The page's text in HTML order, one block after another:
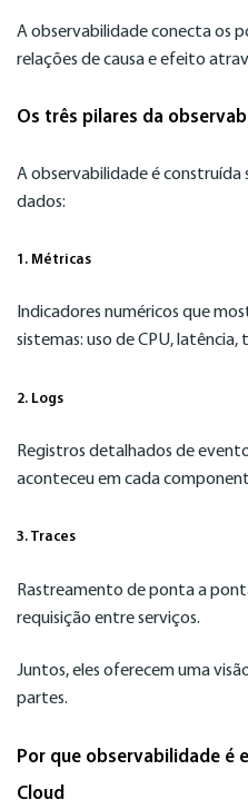
A observabilidade conecta os
relações de causa e efeito
Os três pilares da
A observabilidade é construída
dados:
1. Métricas
Indicadores numéricos que
sistemas: uso de CPU,
2. Logs
Registros detalhados de
aconteceu em cada
3. Traces
Rastreamento de ponta a
requisição entre serviços.
Juntos, eles oferecem uma
partes.
Por que observabilidade é
Cloud